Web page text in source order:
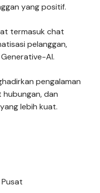
yang positif.
termasuk chat
pelanggan,
AI.
pengalaman
dan
lebih kuat.